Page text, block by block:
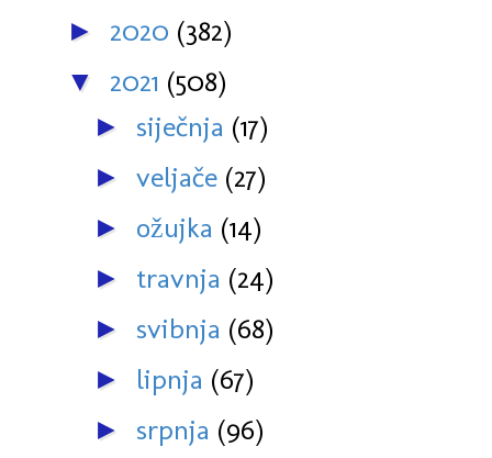
► 2020 (382)
▼ 2021 (508)
► siječnja (17)
► veljače (27)
► ožujka (14)
► travnja (24)
► svibnja (68)
► lipnja (67)
► srpnja (96)